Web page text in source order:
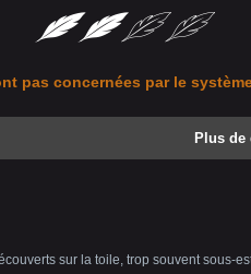
pas concernées par le
Plus de
sur la toile, trop souvent